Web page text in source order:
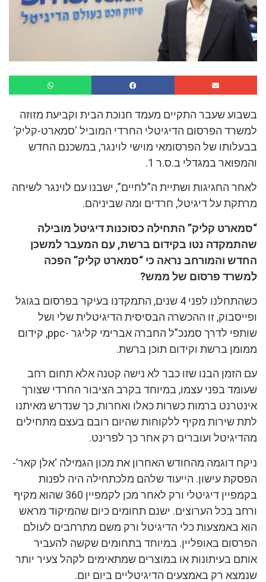
בשבוע שעבר התקיים מעמד חנוכת הבית וקביעת מזוזה
למשרד הפרסום הדיגיטלי החרדי המוביל ‘סמארט-קליק’
בבעלותו של הפרסומאי מוישי לוינגר, במשכנם החדש
והמפואר במגדלי ב.ס.ר 1.
לאחר החגיגות ושתיית ה”לחיים”, ישבנו עם לוינגר לשיחה
מרתקת על דיגיטל, חרדים ומה שביניהם.
“סמארט קליק” התחילה כסוכנות דיגיטל מובילה
שהתמקדה נטו בקידום ברשת, עם המעבר למשכן
החדש והמורחב נראה כי “סמארט קליק” הפכה
למשרד פרסום של ממש?
כשהתחלנו לפני 4 שנים, התמקדנו בעיקר בפרסום בגוגל
ופייסבוק, זו ההכשרה הבסיסית הדיגיטלית שלי ושל
שותפי לדרך סמנכ”ל החברה אברימי קליגר -ppc, קידום
ממומן ברשת וקידום תוכן ברשת.
עם הזמן הבנו שזו כבר לא נישה קטנה אלא תחום רחב
שעומד בפני עצמו, במיוחד בקרב הציבור החרדי שצורך
אינטרנט ברמות כשרות כאלו ואחרות, כך שנדרש מאיתנו
לתת שירות מקיף ללקוחות שהיום רובם בעצם מתחילים
מהדיגיטל ועוברים רק אחר כך לפרינט.
ניקח דוגמה מהחודש האחרון את מכון הגמילה ‘אלן קאר’-
הפסקת עישון. הייעוד שלהם מלכתחילה היה לפנות
בקמפיין דיגיטלי ורק לאחר מכן לקמפיין 360 שהוא מקיף
ורחב בכל הערוצים. ישנם תחומים כיום שהמיקוד מראש
הוא באמצעות כלי הדיגיטל ורק משם מתרחבים לעולם
הפרסום באופליין. במיוחד בתחומים שקשה להעביר
אותם בעיתונות או במוצרים שמתאימים לקהל צעיר יותר
שנמצא רק באמצעים הדיגיטליים ביום יום.